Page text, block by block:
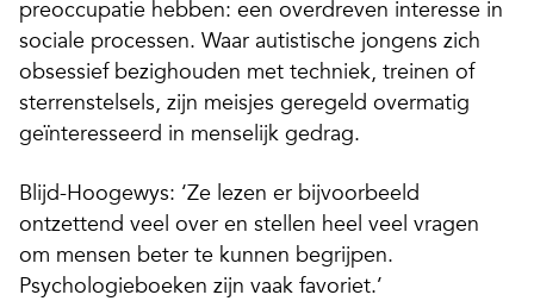
preoccupatie hebben: een overdreven interesse in
sociale processen. Waar autistische jongens zich
obsessief bezighouden met techniek, treinen of
sterrenstelsels, zijn meisjes geregeld overmatig
geïnteresseerd in menselijk gedrag.
Blijd-Hoogewys: ‘Ze lezen er bijvoorbeeld
ontzettend veel over en stellen heel veel vragen
om mensen beter te kunnen begrijpen.
Psychologieboeken zijn vaak favoriet.’